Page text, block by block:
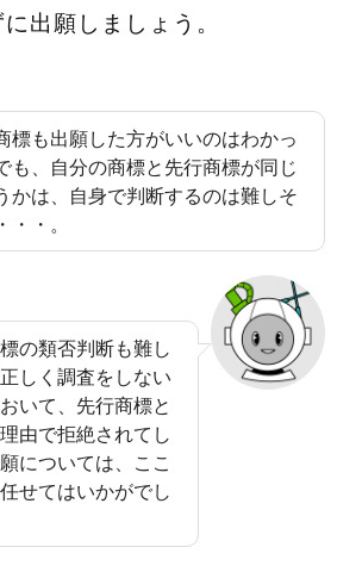
出願しましょう。
標も出願した方がいいのはわかっ
も、自分の商標と先行商標が同じ
かは、自身で判断するのは難しそ
・・。
の類否判断も難し
しく調査をしない
いて、先行商標と
由で拒絶されてし
については、ここ
せてはいかがでし